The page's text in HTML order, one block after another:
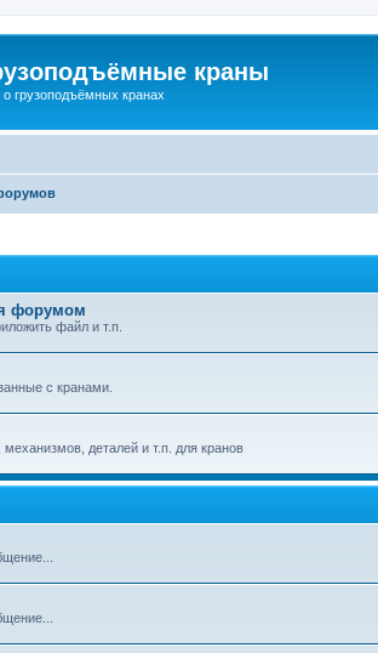
краны
о грузоподъёмных кранах
форумом
файл и т.п.
с кранами.
деталей и т.п. для кранов